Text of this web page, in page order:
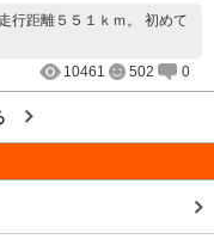
行距離５５１ｋｍ。 初めて
10461
502 0